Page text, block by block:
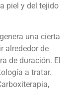
piel y del tejido
una cierta
alrededor de
de duración. El
a tratar.